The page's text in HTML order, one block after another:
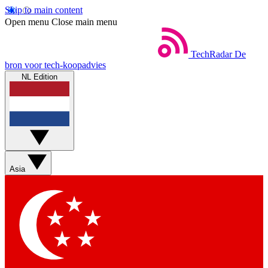
Skip to main content
Open menu Close main menu
TechRadar De
bron voor tech-koopadvies
NL Edition
Asia